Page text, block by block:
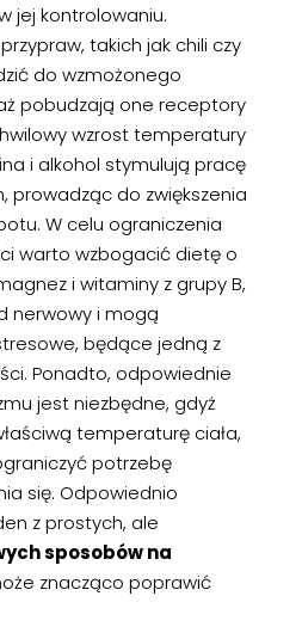
jej kontrolowaniu.
takich jak chili czy
do wzmożonego
pobudzają one receptory
wzrost temperatury
i alkohol stymulują pracę
prowadząc do zwiększenia
W celu ograniczenia
warto wzbogacić dietę o
i witaminy z grupy B,
nerwowy i mogą
będące jedną z
Ponadto, odpowiednie
jest niezbędne, gdyż
temperaturę ciała,
potrzebę
się. Odpowiednio
z prostych, ale
sposobów na
znacząco poprawić